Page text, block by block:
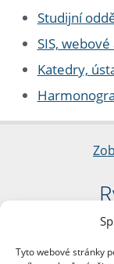
Tyto webové stránky
Studijní
SIS,
Katedry,